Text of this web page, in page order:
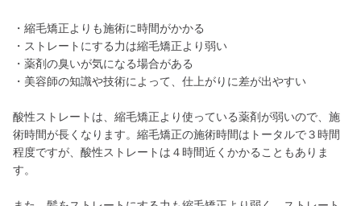
・縮毛矯正よりも施術に時間がかかる
・ストレートにする力は縮毛矯正より弱い
・薬剤の臭いが気になる場合がある
・美容師の知識や技術によって、仕上がりに差が出やすい
酸性ストレートは、縮毛矯正より使っている薬剤が弱いので、施
術時間が長くなります。縮毛矯正の施術時間はトータルで３時間
程度ですが、酸性ストレートは４時間近くかかることもありま
す。